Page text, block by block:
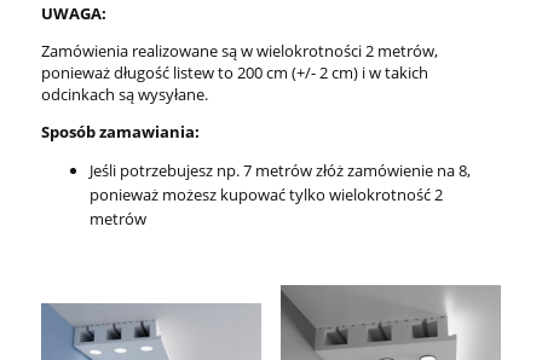
UWAGA:
Zamówienia realizowane są w wielokrotności 2 metrów,
ponieważ długość listew to 200 cm (+/- 2 cm) i w takich
odcinkach są wysyłane.
Sposób zamawiania:
Jeśli potrzebujesz np. 7 metrów złóż zamówienie na 8,
ponieważ możesz kupować tylko wielokrotność 2
metrów